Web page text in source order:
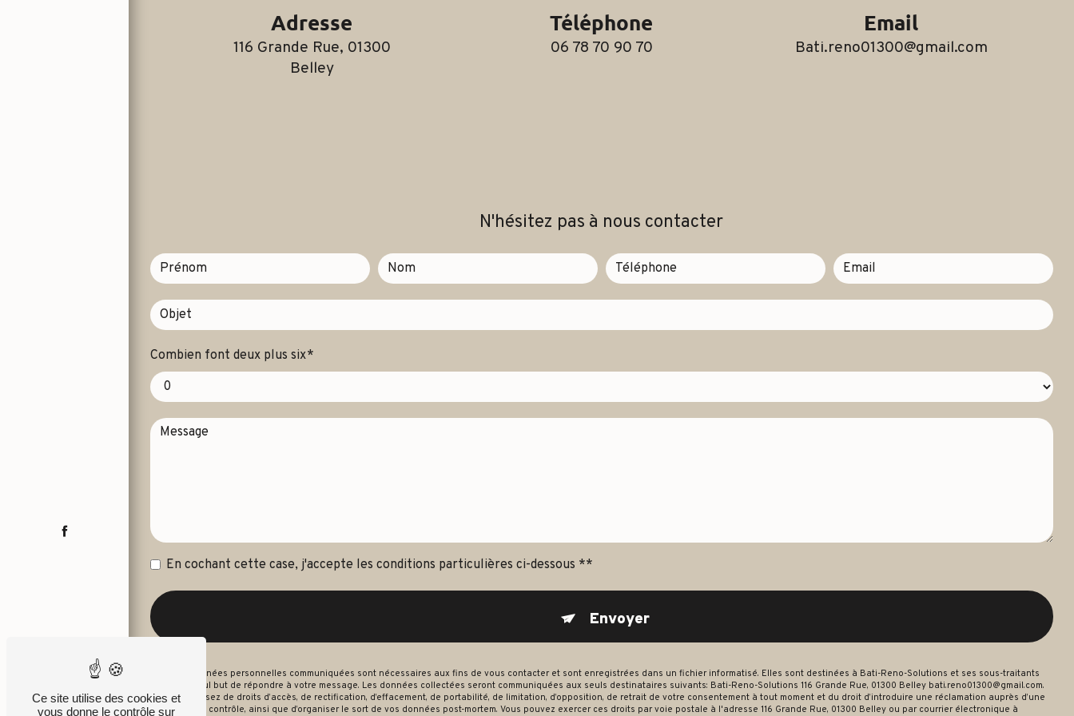
Adresse
116 Grande Rue, 01300
Belley
Téléphone
06 78 70 90 70
Email
bati.reno01300@gmail.com
N'hésitez pas à nous contacter
Combien font deux plus six
En cochant cette case, j'accepte les conditions particulières ci-dessous **
Envoyer
** Les données personnelles communiquées sont nécessaires aux fins de vous contacter et sont enregistrées dans un fichier informatisé. Elles sont destinées à Bati-Reno-Solutions et ses sous-traitants
dans le seul but de répondre à votre message. Les données collectées seront communiquées aux seuls destinataires suivants: Bati-Reno-Solutions 116 Grande Rue, 01300 Belley bati.reno01300@gmail.com.
Vous disposez de droits d’accès, de rectification, d’effacement, de portabilité, de limitation, d’opposition, de retrait de votre consentement à tout moment et du droit d’introduire une réclamation auprès d’une
autorité de contrôle, ainsi que d’organiser le sort de vos données post-mortem. Vous pouvez exercer ces droits par voie postale à l'adresse 116 Grande Rue, 01300 Belley ou par courrier électronique à
Ce site utilise des cookies et
vous donne le contrôle sur